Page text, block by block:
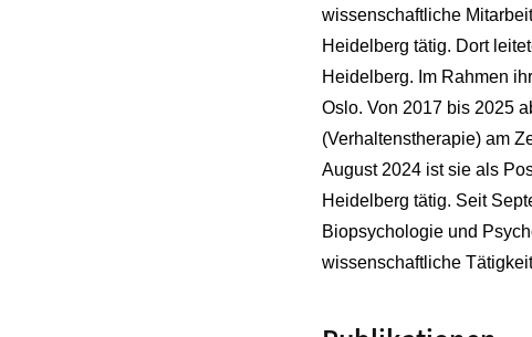
wissenschaftliche
Heidelberg tätig. Dort
Heidelberg. Im Rahmen
Oslo. Von 2017 bis 2025
(Verhaltenstherapie) am
August 2024 ist sie als
Heidelberg tätig. Seit
Biopsychologie und
wissenschaftliche